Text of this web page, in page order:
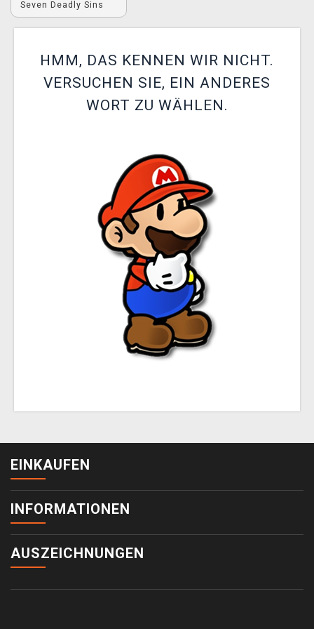
XZONE CLUB
Seven Deadly Sins
HMM, DAS KENNEN WIR NICHT.
VERSUCHEN SIE, EIN ANDERES
WORT ZU WÄHLEN.
EINKAUFEN
INFORMATIONEN
AUSZEICHNUNGEN